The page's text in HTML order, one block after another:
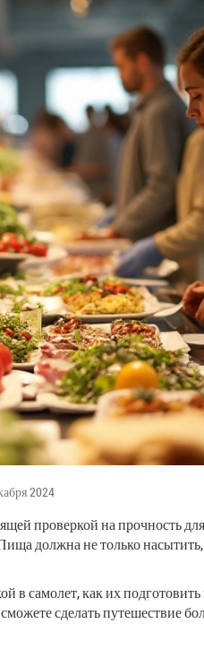
2024
проверкой на прочность
должна не только
самолет, как их
сделать путешествие